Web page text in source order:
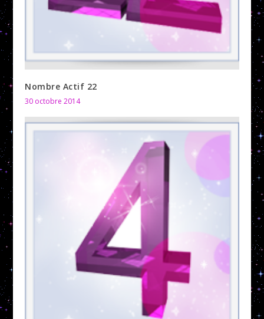
Nombre Actif 22
30 octobre 2014